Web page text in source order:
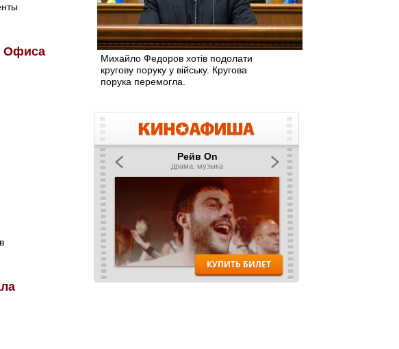
Офиса
Михайло Федоров хотів подолати
кругову поруку у війську. Кругова
порука перемогла.